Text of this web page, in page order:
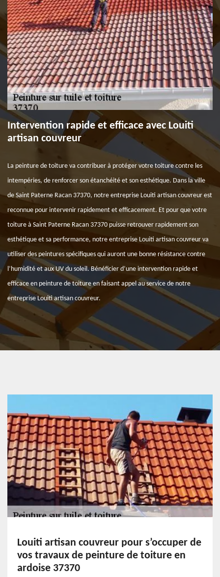
Intervention rapide et efficace avec Louiti
artisan couvreur
La peinture de toiture va contribuer à protéger votre toiture contre les
intempéries, de renforcer son étanchéité et son esthétique. Dans la ville
de Saint Paterne Racan 37370, notre entreprise Louiti artisan couvreur est
reconnue pour intervenir rapidement et efficacement. Et pour que votre
toiture à Saint Paterne Racan 37370 puisse retrouver rapidement son
esthétique et sa performance, notre entreprise Louiti artisan couvreur va
utiliser des peintures spécifiques qui auront une bonne résistance contre
l’humidité et aux UV du soleil. Bénéficier d’une intervention rapide et
efficace en peinture de toiture en faisant appel au service de notre
entreprise Louiti artisan couvreur.
Louiti artisan couvreur pour s’occuper de
vos travaux de peinture de toiture en
ardoise 37370